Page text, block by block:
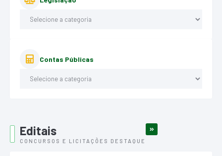
Contas Públicas
Editais
CONCURSOS E LICITAÇÕES DESTAQUE